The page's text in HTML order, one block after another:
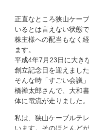
正直なところ狭山ケー
いるとは言えない状態で
株主様への配当もなく
ます。
平成4年7月23日に大き
創立記念日を迎えました
そんな時「すごい会議
橋禅太郎さんで、大和
体に電流が走りました。
私は、狭山ケーブルテ
います。そのほとんど